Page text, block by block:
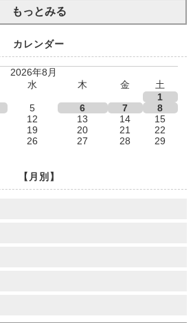
もっとみる
カレンダー
2026年8月
水 木 金
土
1
5 6 7
8
12 13 14
15
19 20 21
22
26 27 28
29
【月別】